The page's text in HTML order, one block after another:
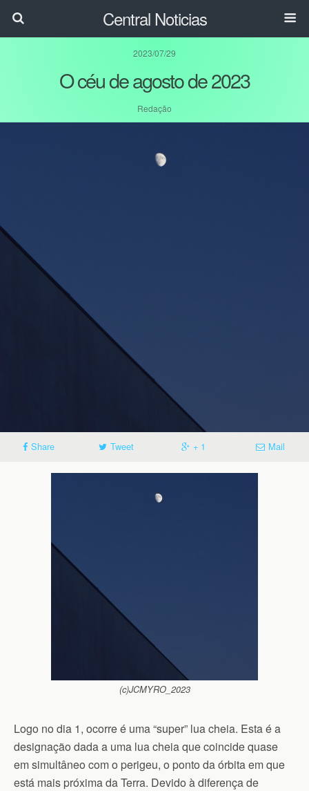
Central Noticias
2023/07/29
O céu de agosto de 2023
Redação
Share Tweet + 1 Mail
(c)JCMYRO_2023
Logo no dia 1, ocorre é uma “super” lua cheia. Esta é a
designação dada a uma lua cheia que coincide quase
em simultâneo com o perigeu, o ponto da órbita em que
está mais próxima da Terra. Devido à diferença de